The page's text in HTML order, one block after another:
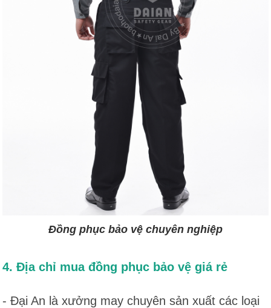
Đồng phục bảo vệ chuyên nghiệp
4. Địa chỉ mua đồng phục bảo vệ giá rẻ
- Đại An là xưởng may chuyên sản xuất các loại